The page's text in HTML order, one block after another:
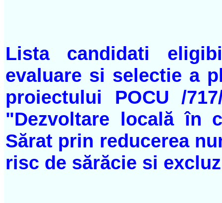
Lista candidati
evaluare si selectie a
proiectului POCU /
"Dezvoltare locală în
Sărat prin reducerea
risc de sărăcie si